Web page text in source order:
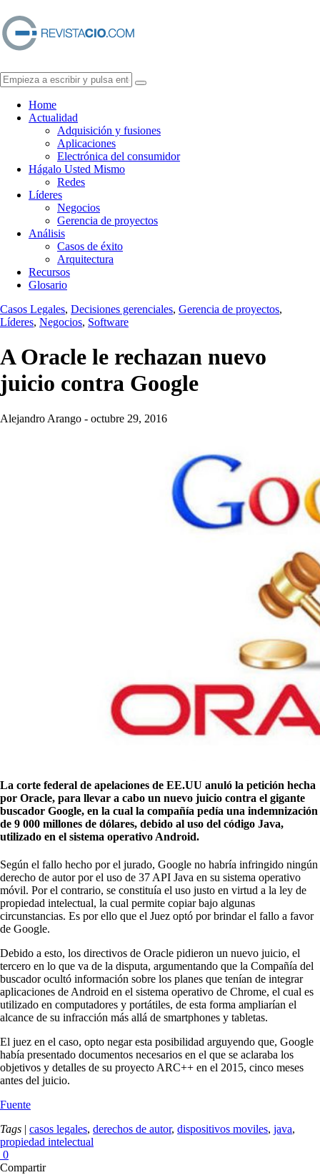
Home
Actualidad
Adquisición y fusiones
Aplicaciones
Electrónica del consumidor
Hágalo Usted Mismo
Redes
Líderes
Negocios
Gerencia de proyectos
Análisis
Casos de éxito
Arquitectura
Recursos
Glosario
Casos Legales, Decisiones gerenciales, Gerencia de proyectos,
Líderes, Negocios, Software
A Oracle le rechazan nuevo
juicio contra Google
Alejandro Arango - octubre 29, 2016
La corte federal de apelaciones de EE.UU anuló la petición hecha
por Oracle, para llevar a cabo un nuevo juicio contra el gigante
buscador Google, en la cual la compañía pedía una indemnización
de 9 000 millones de dólares, debido al uso del código Java,
utilizado en el sistema operativo Android.
Según el fallo hecho por el jurado, Google no habría infringido ningún
derecho de autor por el uso de 37 API Java en su sistema operativo
móvil. Por el contrario, se constituía el uso justo en virtud a la ley de
propiedad intelectual, la cual permite copiar bajo algunas
circunstancias. Es por ello que el Juez optó por brindar el fallo a favor
de Google.
Debido a esto, los directivos de Oracle pidieron un nuevo juicio, el
tercero en lo que va de la disputa, argumentando que la Compañía del
buscador ocultó información sobre los planes que tenían de integrar
aplicaciones de Android en el sistema operativo de Chrome, el cual es
utilizado en computadores y portátiles, de esta forma ampliarían el
alcance de su infracción más allá de smartphones y tabletas.
El juez en el caso, opto negar esta posibilidad arguyendo que, Google
había presentado documentos necesarios en el que se aclaraba los
objetivos y detalles de su proyecto ARC++ en el 2015, cinco meses
antes del juicio.
Fuente
Tags | casos legales, derechos de autor, dispositivos moviles, java,
propiedad intelectual
0
Compartir